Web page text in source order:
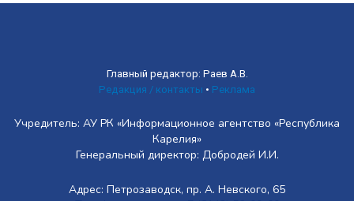
Главный редактор: Раев А.В.
Редакция / контакты • Реклама
Учредитель: АУ РК «Информационное агентство «Республика
Карелия»
Генеральный директор: Добродей И.И.
Адрес: Петрозаводск, пр. А. Невского, 65